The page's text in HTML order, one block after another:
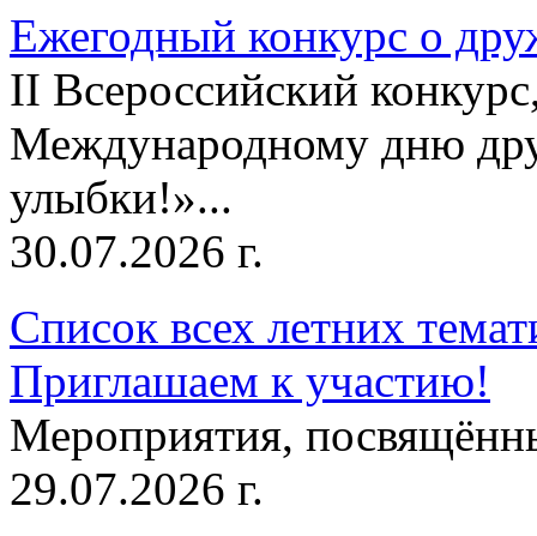
Ежегодный конкурс о
II Всероссийский
Международному дню
улыбки!»...
30.07.2026 г.
Список всех летних
Приглашаем к участию!
Мероприятия,
29.07.2026 г.